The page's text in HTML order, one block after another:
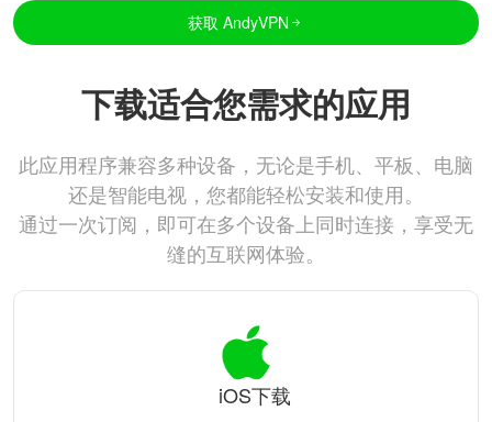
获取 AndyVPN
下载适合您需求的应用
此应用程序兼容多种设备，无论是手机、平板、电脑
还是智能电视，您都能轻松安装和使用。
通过一次订阅，即可在多个设备上同时连接，享受无
缝的互联网体验。
iOS下载